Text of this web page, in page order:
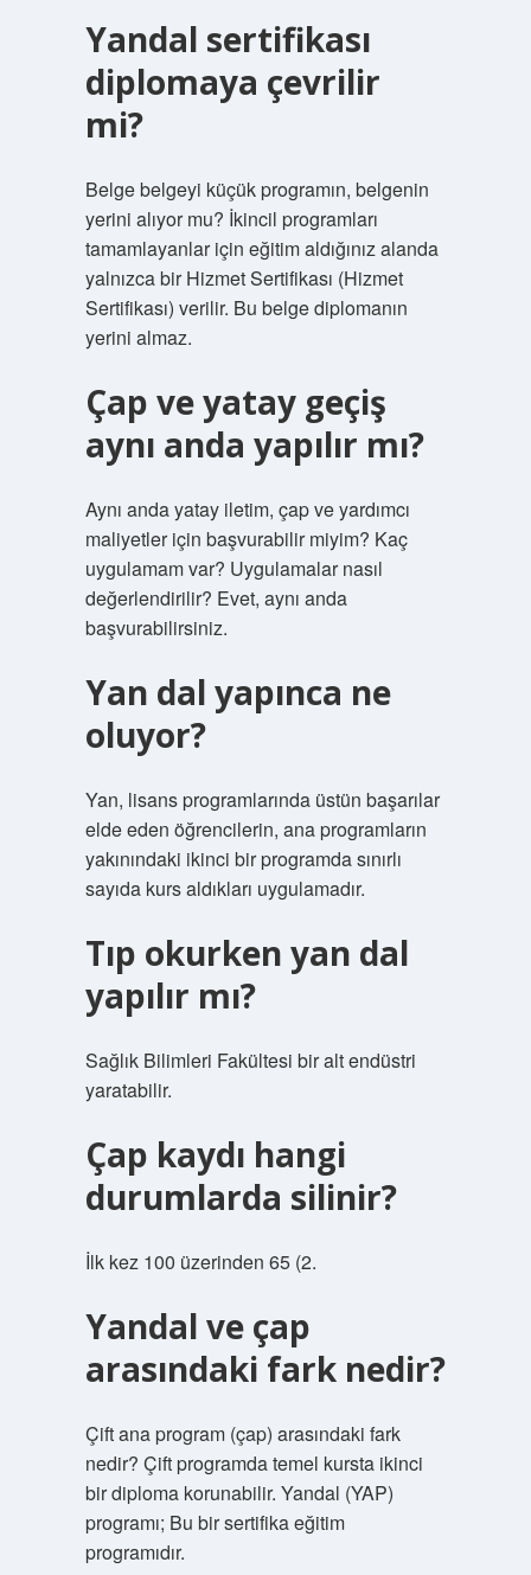
Yandal sertifikası
diplomaya çevrilir
mi?
Belge belgeyi küçük programın, belgenin
yerini alıyor mu? İkincil programları
tamamlayanlar için eğitim aldığınız alanda
yalnızca bir Hizmet Sertifikası (Hizmet
Sertifikası) verilir. Bu belge diplomanın
yerini almaz.
Çap ve yatay geçiş
aynı anda yapılır mı?
Aynı anda yatay iletim, çap ve yardımcı
maliyetler için başvurabilir miyim? Kaç
uygulamam var? Uygulamalar nasıl
değerlendirilir? Evet, aynı anda
başvurabilirsiniz.
Yan dal yapınca ne
oluyor?
Yan, lisans programlarında üstün başarılar
elde eden öğrencilerin, ana programların
yakınındaki ikinci bir programda sınırlı
sayıda kurs aldıkları uygulamadır.
Tıp okurken yan dal
yapılır mı?
Sağlık Bilimleri Fakültesi bir alt endüstri
yaratabilir.
Çap kaydı hangi
durumlarda silinir?
İlk kez 100 üzerinden 65 (2.
Yandal ve çap
arasındaki fark nedir?
Çift ana program (çap) arasındaki fark
nedir? Çift programda temel kursta ikinci
bir diploma korunabilir. Yandal (YAP)
programı; Bu bir sertifika eğitim
programıdır.